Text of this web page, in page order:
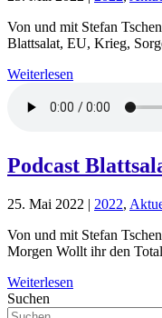
Von und mit Stefan
Blattsalat, EU, Krieg,
Weiterlesen
Podcast
25. Mai 2022 | 2022,
Von und mit Stefan
Morgen Wollt ihr den
Weiterlesen
Suchen